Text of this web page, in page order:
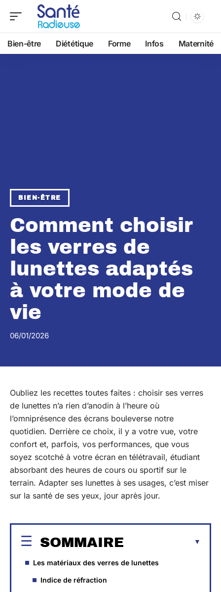
Bien-être Diététique Forme Infos Maternité
BIEN-ÊTRE
Comment choisir
les verres de
lunettes adaptés
à votre mode de
vie
06/01/2026
Oubliez les recettes toutes faites : choisir ses verres
de lunettes n’a rien d’anodin à l’heure où
l’omniprésence des écrans bouleverse notre
quotidien. Derrière ce choix, il y a votre vue, votre
confort et, parfois, vos performances, que vous
soyez scotché à votre écran en télétravail, étudiant
absorbant des heures de cours ou sportif sur le
terrain. Adapter ses lunettes à ses usages, c’est miser
sur la santé de ses yeux, jour après jour.
SOMMAIRE
Les matériaux des verres de lunettes
Indice de réfraction